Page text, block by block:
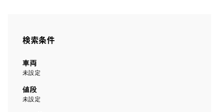
検索条件
車両
未設定
値段
未設定